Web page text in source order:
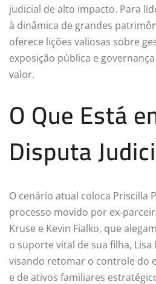
judicial de alto impacto. Para
à dinâmica de grandes
oferece lições valiosas sobre
exposição pública e
valor.
O Que Está
Disputa
O cenário atual coloca Priscilla
processo movido por ex-
Kruse e Kevin Fialko, que
o suporte vital de sua filha, Lisa
visando retomar o controle do
e de ativos familiares